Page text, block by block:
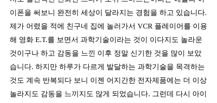
이폰을 써보니 완전히 세상이 달라지는 경험을 하고 있습니다.
제가 어렸을 적에 친구네 집에 놀러가서 VCR 플레이어를 이용
해 영화 E.T.를 보면서 과학기술이라는 것이 이다지도 놀라운
것이구나 하고 감동을 느낀 이후 정말 신기한 것을 많이 보았
습니다. 하지만 하루가 다르게 발달하는 과학기술을 목격하는
것도 계속 반복되다 보니 이젠 어지간한 전자제품에는 더 이상
놀라지도 감동을 느끼지도 않게 되었습니다. 그런데 다시 아이